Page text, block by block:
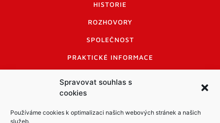
Spravovat souhlas s
cookies
Používáme cookies k optimalizaci našich webových stránek a našich
služeb.
HISTORIE
ROZHOVORY
SPOLEČNOST
PRAKTICKÉ INFORMACE
INFORMACE A KODEX DISKUTUJÍCÍCH
LOGO A LOGO MANUÁL